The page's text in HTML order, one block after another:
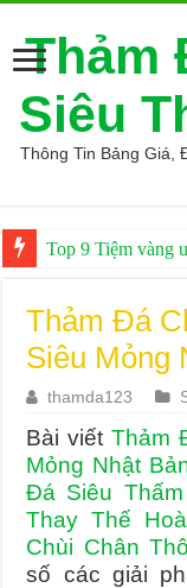
Thảm
Siêu
Thông Tin Bảng Giá,
Top 9 Tiệm vàng
Giá thảm đá hàn
Thảm Đá
Siêu Mỏng
thamda123
Bài viếtThảm
Mỏng Nhật
Đá Siêu
Thay Thế
Chùi Chân
số các giải